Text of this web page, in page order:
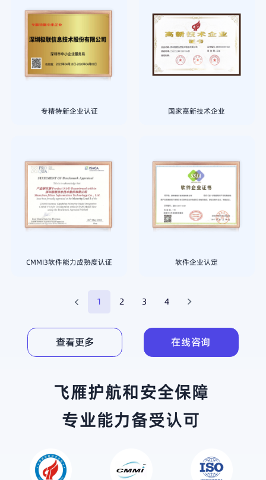
专精特新企业认证 国家高新技术企业
CMMI3软件能力成熟度认证 软件企业认定
1 2 3 4
查看更多 在线咨询
飞雁护航和安全保障
专业能力备受认可